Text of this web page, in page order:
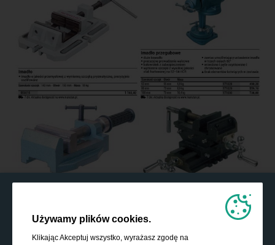
Używamy plików cookies.
Klikając Akceptuj wszystko, wyrażasz zgodę na